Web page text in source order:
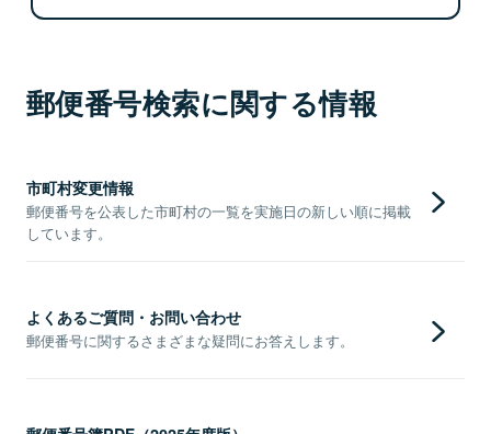
郵便番号検索に関する情報
市町村変更情報
郵便番号を公表した市町村の一覧を実施日の新しい順に掲載
しています。
よくあるご質問・お問い合わせ
郵便番号に関するさまざまな疑問にお答えします。